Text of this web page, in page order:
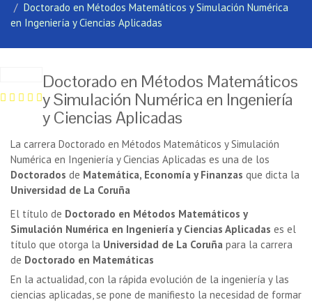
Doctorado en Métodos Matemáticos y Simulación Numérica
en Ingeniería y Ciencias Aplicadas
Doctorado en Métodos Matemáticos
y Simulación Numérica en Ingeniería
y Ciencias Aplicadas
La carrera Doctorado en Métodos Matemáticos y Simulación
Numérica en Ingeniería y Ciencias Aplicadas es una de los
Doctorados de Matemática, Economía y Finanzas que dicta la
Universidad de La Coruña
El título de Doctorado en Métodos Matemáticos y
Simulación Numérica en Ingeniería y Ciencias Aplicadas es el
título que otorga la Universidad de La Coruña para la carrera
de Doctorado en Matemáticas
En la actualidad, con la rápida evolución de la ingeniería y las
ciencias aplicadas, se pone de manifiesto la necesidad de formar